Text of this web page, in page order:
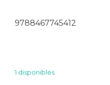
9788467745412
1 disponibles